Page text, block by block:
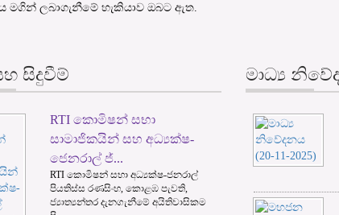
මගින් ලබාගැනීමේ හැකියාව ඔබට ඇත.
සිදුවීම්
RTI කොමිෂන් සභා
සාමාජිකයින් සහ අධ්‍යක්ෂ-
ජෙනරාල් ජ්...
RTI කොමිෂන් සභා අධ්‍යක්ෂ-ජනරාල්
පියතිස්ස රණසිංහ, කොළඹ පැවති,
ජ්‍යාත්‍යන්තර දැනගැනීමේ අයිතිවාසිකම
මාධ්‍ය